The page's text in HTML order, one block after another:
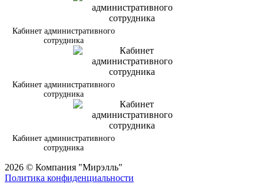
Кабинет административного
сотрудника
Кабинет административного
сотрудника
Кабинет административного
сотрудника
2026 © Компания "Мирэлль"
Политика конфиденциальности